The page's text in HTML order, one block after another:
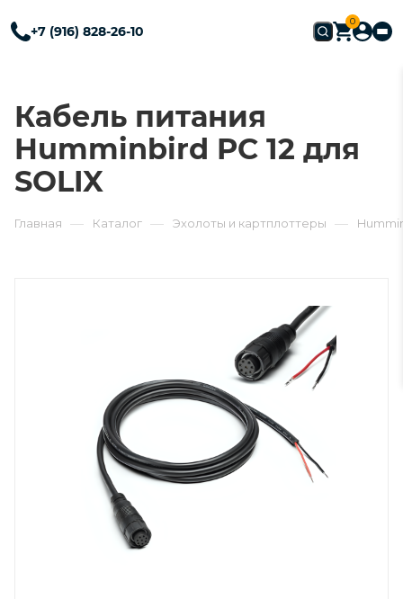
+7 (916) 828-26-10
0
Кабель питания
Humminbird PC 12 для
SOLIX
Главная — Каталог — Эхолоты и картплоттеры —